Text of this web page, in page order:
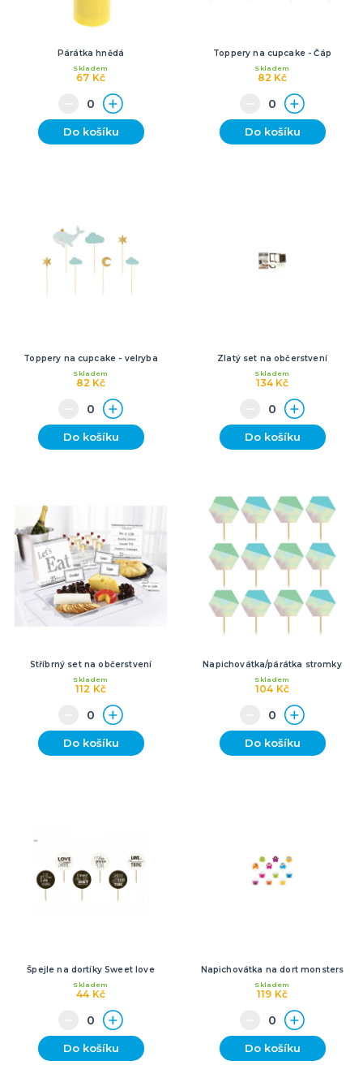
Párátka hnědá
67 Kč
Skladem
Do košíku
Toppery na cupcake - Čáp
82 Kč
Skladem
Do košíku
Toppery na cupcake - velryba
82 Kč
Skladem
Do košíku
Zlatý set na občerstvení
134 Kč
Skladem
Do košíku
Stříbrný set na občerstvení
112 Kč
Skladem
Do košíku
Napichovátka/párátka stromky
104 Kč
Skladem
Do košíku
Špejle na dortíky Sweet love
44 Kč
Skladem
Do košíku
Napichovátka na dort monsters
119 Kč
Skladem
Do košíku